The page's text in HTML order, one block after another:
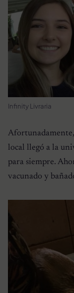
Infinity Livraria
local llegó a la
para siempre.
vacunado y